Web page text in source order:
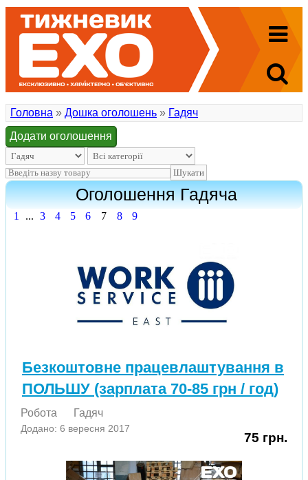
Головна » Дошка оголошень » Гадяч
Додати оголошення
Оголошення Гадяча
1 ... 3 4 5 6 7 8 9
Безкоштовне працевлаштування в
ПОЛЬШУ (зарплата 70-85 грн / год)
Робота Гадяч
Додано: 6 вересня 2017
75 грн.